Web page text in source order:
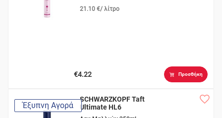
21.10 €/ λίτρο
€4.22 Προσθήκη
Έξυπνη Αγορά
SCHWARZKOPF Taft
Ultimate HL6